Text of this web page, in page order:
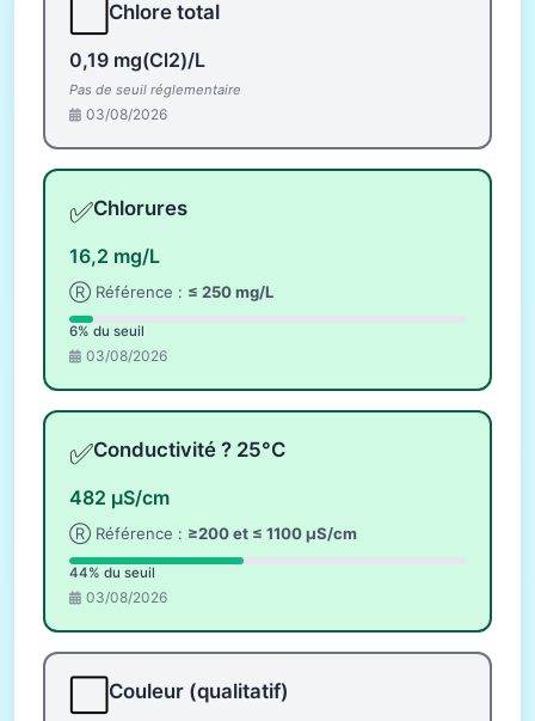
Chlore total
0,19 mg(Cl2)/L
Pas de seuil réglementaire
03/08/2026
✅Chlorures
16,2 mg/L
Ⓡ Référence : ≤ 250 mg/L
6% du seuil
03/08/2026
✅Conductivité ? 25°C
482 µS/cm
Ⓡ Référence : ≥200 et ≤ 1100 µS/cm
44% du seuil
03/08/2026
Couleur (qualitatif)